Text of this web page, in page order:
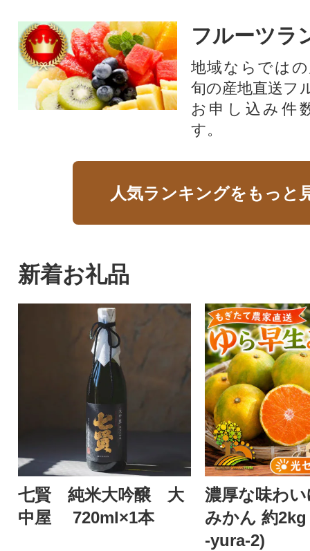
フルーツラ
地域ならでは
旬の産地直送フ
お申し込み件
す。
人気ランキングをもっと
新着お礼品
七賢 純米大吟醸 大
中屋 720ml×1本
濃厚な味わ
みかん 約
-yura-2)